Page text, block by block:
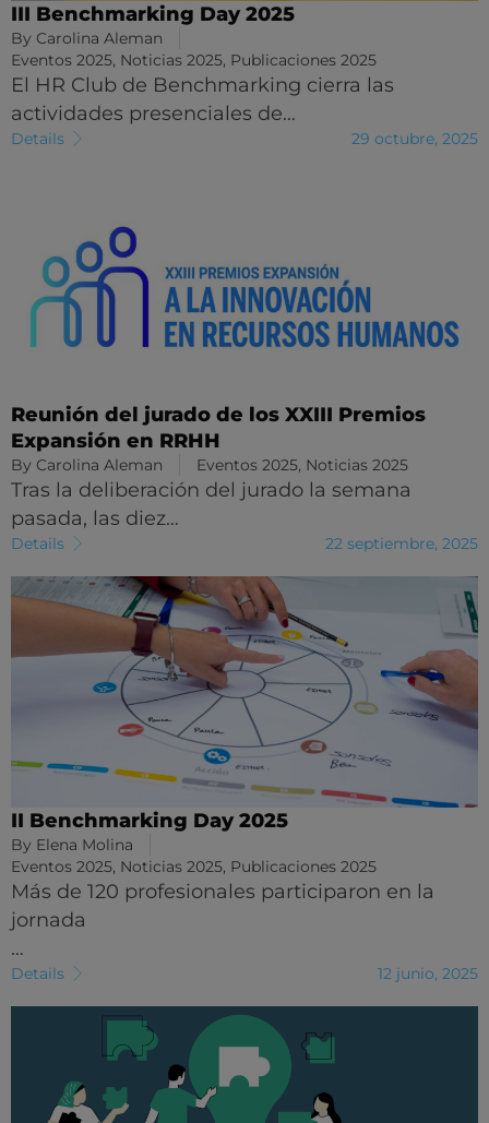
III Benchmarking Day 2025
By Carolina Aleman
Eventos 2025, Noticias 2025, Publicaciones 2025
El HR Club de Benchmarking cierra las
actividades presenciales de…
Details 29 octubre, 2025
Reunión del jurado de los XXIII Premios
Expansión en RRHH
By Carolina Aleman Eventos 2025, Noticias 2025
Tras la deliberación del jurado la semana
pasada, las diez…
Details 22 septiembre, 2025
II Benchmarking Day 2025
By Elena Molina
Eventos 2025, Noticias 2025, Publicaciones 2025
Más de 120 profesionales participaron en la
jornada
…
Details 12 junio, 2025